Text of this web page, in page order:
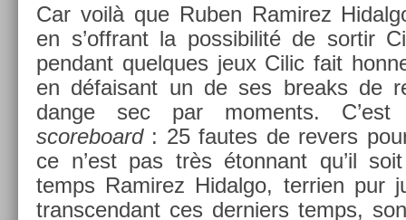
Car voilà que Ruben Ramirez
en s’offrant la pos­sibilité de sor­tir
pen­dant quel­ques jeux Cilic fait
en défaisant un de ses breaks de
dange sec par mo­ments.
scoreboard: 25 fautes de re­v­ers
ce n’est pas très éton­nant qu’il
temps Ramirez Hidal­go, ter­ri­en pur
trans­cen­dant ces de­rni­ers temps,